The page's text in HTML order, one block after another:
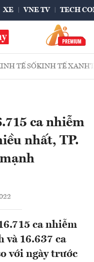
XE VNE TV TECH
TẾ SỐKINH TẾ XANH
ca nhiễm
nhất, TP.
ca nhiễm
và 16.637 ca
với ngày trước